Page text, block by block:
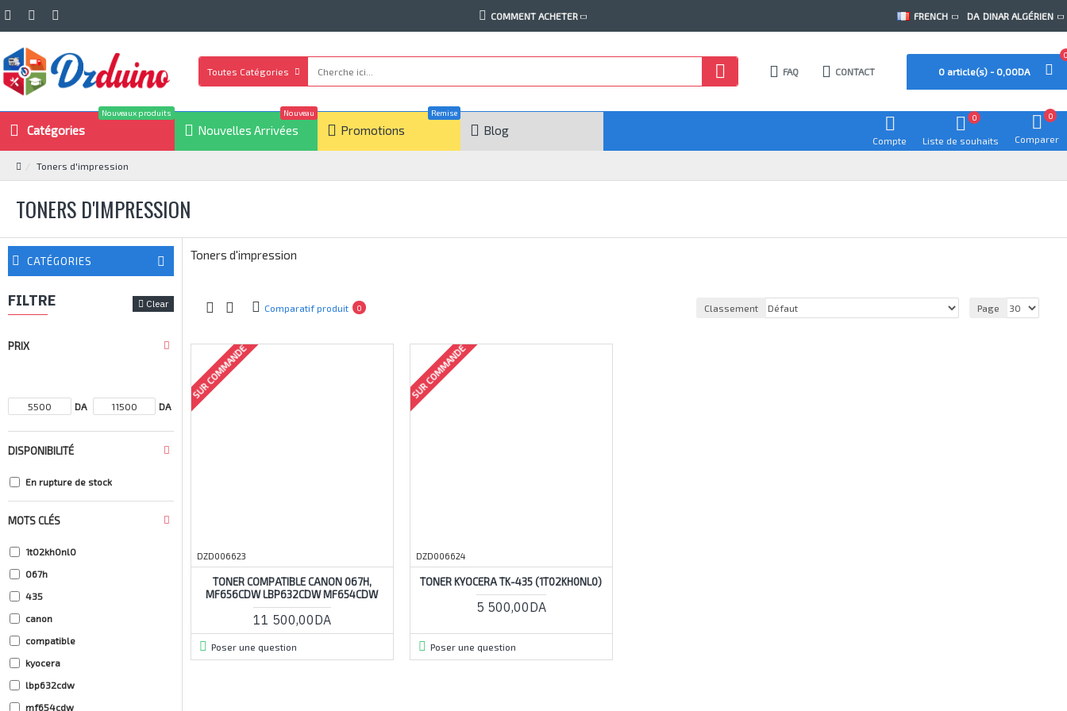
COMMENT ACHETER FRENCH DA DINAR ALGÉRIEN
Toutes Catégories FAQ CONTACT 0 article(s) - 0,00DA
Catégories
Nouveaux produits
Nouvelles Arrivées
Nouveau
Promotions
Remise
Blog
Compte Liste de souhaits
0
Comparer
0
Toners d'impression
TONERS D'IMPRESSION
CATÉGORIES
FILTRE Clear
PRIX
DA DA
MOTS CLÉS
1t02kh0nl0
067h
435
canon
compatible
kyocera
lbp632cdw
mf654cdw
DISPONIBILITÉ
En rupture de stock
Toners d'impression
Comparatif produit 0 Classement Page
SUR COMMANDE
DZD006623
TONER COMPATIBLE CANON 067H,
MF656CDW LBP632CDW MF654CDW
11 500,00DA
Poser une question
SUR COMMANDE
DZD006624
TONER KYOCERA TK-435 (1T02KH0NL0)
5 500,00DA
Poser une question